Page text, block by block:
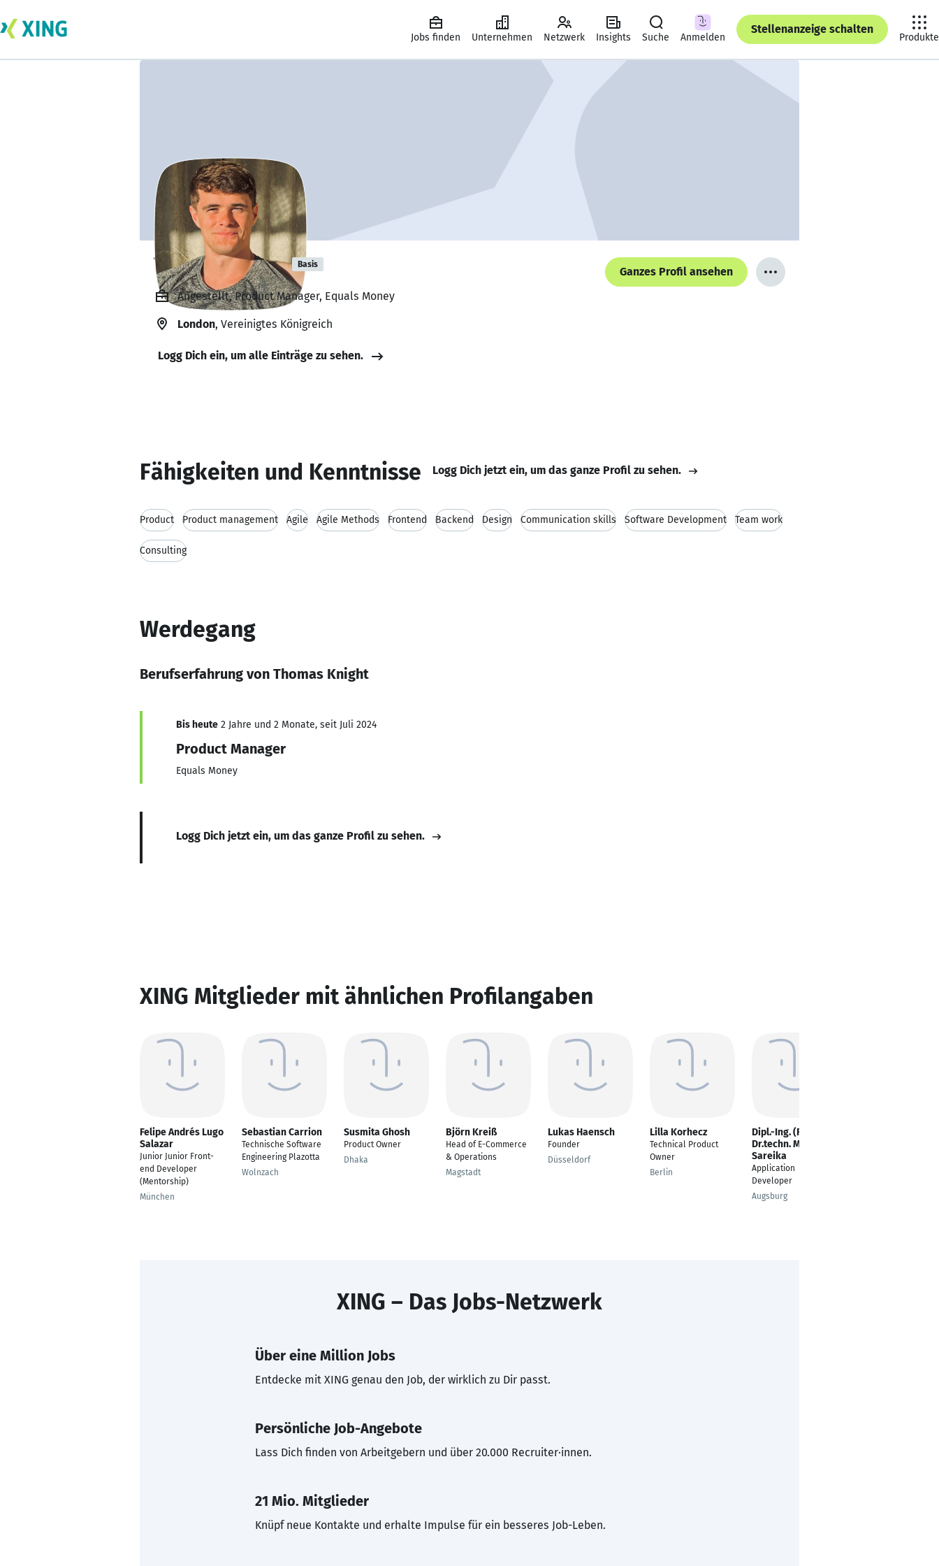
Jobs finden Unternehmen Netzwerk Insights Suche Anmelden
Stellenanzeige schalten
Produkte
Thomas Knight Basis
Ganzes Profil ansehen
Angestellt, Product Manager, Equals Money
London, Vereinigtes Königreich
Logg Dich ein, um alle Einträge zu sehen.
Fähigkeiten und Kenntnisse Logg Dich jetzt ein, um das ganze Profil zu sehen.
Product Product management Agile Agile Methods Frontend Backend Design Communication skills Software Development Team work
Consulting
Werdegang
Berufserfahrung von Thomas Knight
Bis heute 2 Jahre und 2 Monate, seit Juli 2024
Product Manager
Equals Money
Logg Dich jetzt ein, um das ganze Profil zu sehen.
XING Mitglieder mit ähnlichen Profilangaben
Felipe Andrés Lugo
Salazar
Junior Junior Front-
end Developer
(Mentorship)
München
Sebastian Carrion
Technische Software
Engineering Plazotta
Wolnzach
Susmita Ghosh
Product Owner
Dhaka
Björn Kreiß
Head of E-Commerce
& Operations
Magstadt
Lukas Haensch
Founder
Düsseldorf
Lilla Korhecz
Technical Product
Owner
Berlin
Dipl.-Ing. (FH)
Dr.techn. Markus
Sareika
Application
Developer
Augsburg
XING – Das Jobs-Netzwerk
Über eine Million Jobs
Entdecke mit XING genau den Job, der wirklich zu Dir passt.
Persönliche Job-Angebote
Lass Dich finden von Arbeitgebern und über 20.000 Recruiter·innen.
21 Mio. Mitglieder
Knüpf neue Kontakte und erhalte Impulse für ein besseres Job-Leben.